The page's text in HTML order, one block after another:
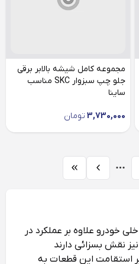
مجموعه کامل شیشه بالابر برقی
جلو چپ سبزوار SKC مناسب
ساینا
3,730,000 تومان
خودرو علاوه بر عملکرد در
نقش بسزائی دارند
استقامت این قطعات به